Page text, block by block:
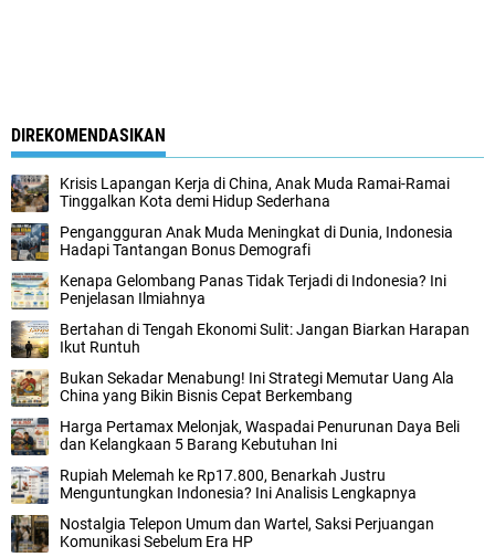
DIREKOMENDASIKAN
Krisis Lapangan Kerja di China, Anak Muda Ramai-Ramai
Tinggalkan Kota demi Hidup Sederhana
Pengangguran Anak Muda Meningkat di Dunia, Indonesia
Hadapi Tantangan Bonus Demografi
Kenapa Gelombang Panas Tidak Terjadi di Indonesia? Ini
Penjelasan Ilmiahnya
Bertahan di Tengah Ekonomi Sulit: Jangan Biarkan Harapan
Ikut Runtuh
Bukan Sekadar Menabung! Ini Strategi Memutar Uang Ala
China yang Bikin Bisnis Cepat Berkembang
Harga Pertamax Melonjak, Waspadai Penurunan Daya Beli
dan Kelangkaan 5 Barang Kebutuhan Ini
Rupiah Melemah ke Rp17.800, Benarkah Justru
Menguntungkan Indonesia? Ini Analisis Lengkapnya
Nostalgia Telepon Umum dan Wartel, Saksi Perjuangan
Komunikasi Sebelum Era HP